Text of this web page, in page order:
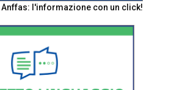
l'informazione con un click!